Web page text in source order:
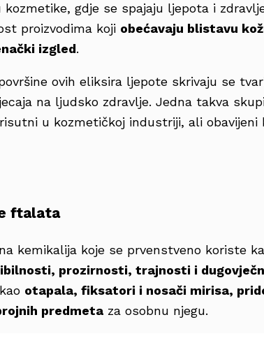
kozmetike, gdje se spajaju ljepota i
proizvodima koji obećavaju blistavu
izgled.
ovih eliksira ljepote skrivaju se
na ljudsko zdravlje. Jedna takva
u kozmetičkoj industriji, ali obavijeni
ftalata
kemikalija koje se prvenstveno koriste
prozirnosti, trajnosti i
otapala, fiksatori i nosači mirisa,
predmeta za osobnu njegu.